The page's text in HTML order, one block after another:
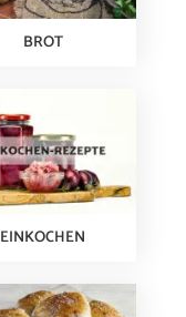
BROT
EINKOCHEN